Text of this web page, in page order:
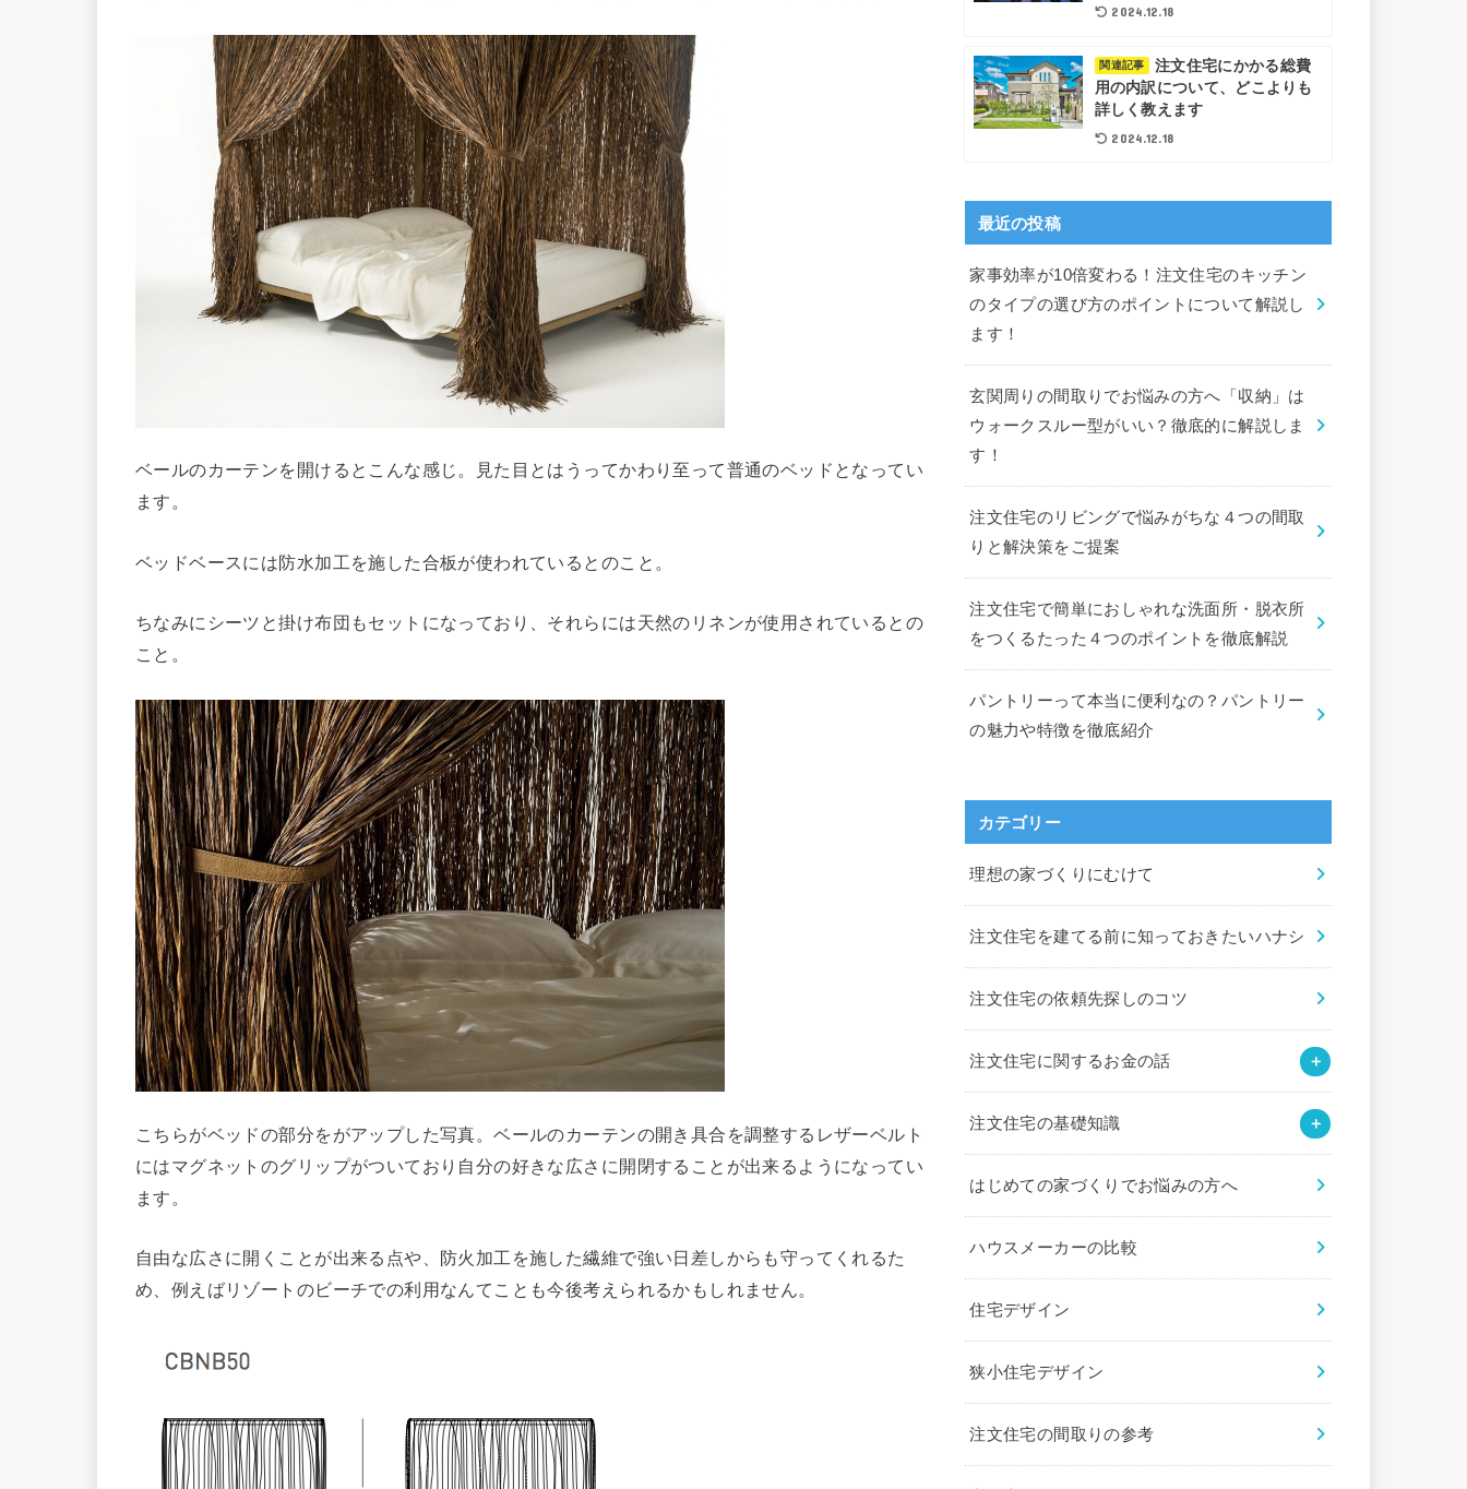
ベールのカーテンを開けるとこんな感じ。見た目とはうってかわり至って普通のベッドとなってい
ます。
ベッドベースには防水加工を施した合板が使われているとのこと。
ちなみにシーツと掛け布団もセットになっており、それらには天然のリネンが使用されているとの
こと。
こちらがベッドの部分をがアップした写真。ベールのカーテンの開き具合を調整するレザーベルト
にはマグネットのグリップがついており自分の好きな広さに開閉することが出来るようになってい
ます。
自由な広さに開くことが出来る点や、防火加工を施した繊維で強い日差しからも守ってくれるた
め、例えばリゾートのビーチでの利用なんてことも今後考えられるかもしれません。
2024.12.18
関連記事
注文住宅にかかる総費
用の内訳について、どこよりも
詳しく教えます
2024.12.18
最近の投稿
家事効率が10倍変わる！注文住宅のキッチン
のタイプの選び方のポイントについて解説し
ます！
玄関周りの間取りでお悩みの方へ「収納」は
ウォークスルー型がいい？徹底的に解説しま
す！
注文住宅のリビングで悩みがちな４つの間取
りと解決策をご提案
注文住宅で簡単におしゃれな洗面所・脱衣所
をつくるたった４つのポイントを徹底解説
パントリーって本当に便利なの？パントリー
の魅力や特徴を徹底紹介
カテゴリー
理想の家づくりにむけて
注文住宅を建てる前に知っておきたいハナシ
注文住宅の依頼先探しのコツ
注文住宅に関するお金の話
注文住宅の基礎知識
はじめての家づくりでお悩みの方へ
ハウスメーカーの比較
住宅デザイン
狭小住宅デザイン
注文住宅の間取りの参考